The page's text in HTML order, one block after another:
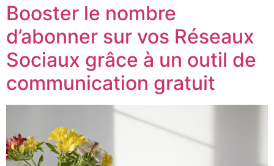
Booster le nombre
d’abonner sur vos Réseaux
Sociaux grâce à un outil de
communication gratuit